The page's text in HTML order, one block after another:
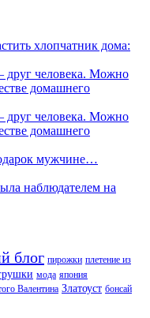
хлопчатник дома:
человека. Можно
домашнего
человека. Можно
домашнего
мужчине…
наблюдателем на
блог пирожки плетение из
мода япония
Валентина Златоуст бонсай